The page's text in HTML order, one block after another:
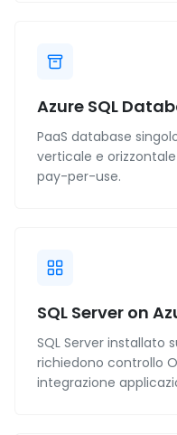
Azure SQL
PaaS database
verticale e
pay-per-use.
SQL Server on
SQL Server installato
richiedono controllo
integrazione